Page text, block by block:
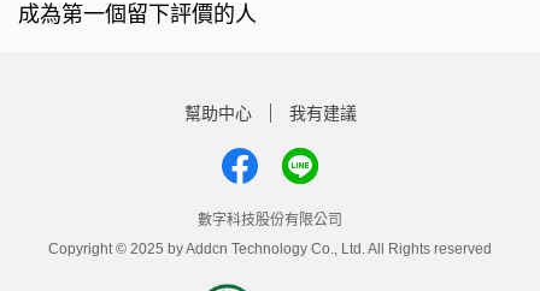
成為第一個留下評價的人
幫助中心 我有建議
數字科技股份有限公司
Copyright © 2025 by Addcn Technology Co., Ltd. All Rights reserved